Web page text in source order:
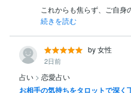
これからも焦らず、ご自身
続きを読む
by 女性
2日前
占い > 恋愛占い
お相手の気持ちをタロットで深